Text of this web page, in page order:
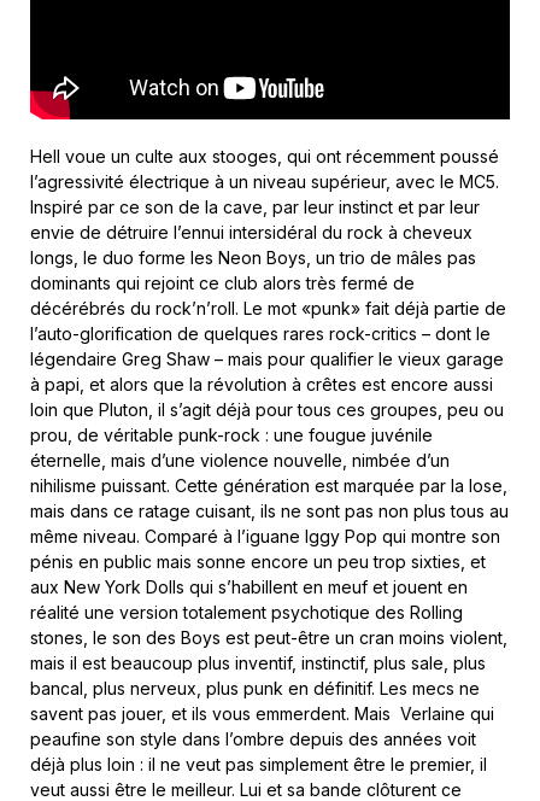
Hell voue un culte aux stooges, qui ont récemment poussé
l’agressivité électrique à un niveau supérieur, avec le MC5.
Inspiré par ce son de la cave, par leur instinct et par leur
envie de détruire l’ennui intersidéral du rock à cheveux
longs, le duo forme les Neon Boys, un trio de mâles pas
dominants qui rejoint ce club alors très fermé de
décérébrés du rock’n’roll. Le mot «punk» fait déjà partie de
l’auto-glorification de quelques rares rock-critics – dont le
légendaire Greg Shaw – mais pour qualifier le vieux garage
à papi, et alors que la révolution à crêtes est encore aussi
loin que Pluton, il s’agit déjà pour tous ces groupes, peu ou
prou, de véritable punk-rock : une fougue juvénile
éternelle, mais d’une violence nouvelle, nimbée d’un
nihilisme puissant. Cette génération est marquée par la lose,
mais dans ce ratage cuisant, ils ne sont pas non plus tous au
même niveau. Comparé à l’iguane Iggy Pop qui montre son
pénis en public mais sonne encore un peu trop sixties, et
aux New York Dolls qui s’habillent en meuf et jouent en
réalité une version totalement psychotique des Rolling
stones, le son des Boys est peut-être un cran moins violent,
mais il est beaucoup plus inventif, instinctif, plus sale, plus
bancal, plus nerveux, plus punk en définitif. Les mecs ne
savent pas jouer, et ils vous emmerdent. Mais Verlaine qui
peaufine son style dans l’ombre depuis des années voit
déjà plus loin : il ne veut pas simplement être le premier, il
veut aussi être le meilleur. Lui et sa bande clôturent ce